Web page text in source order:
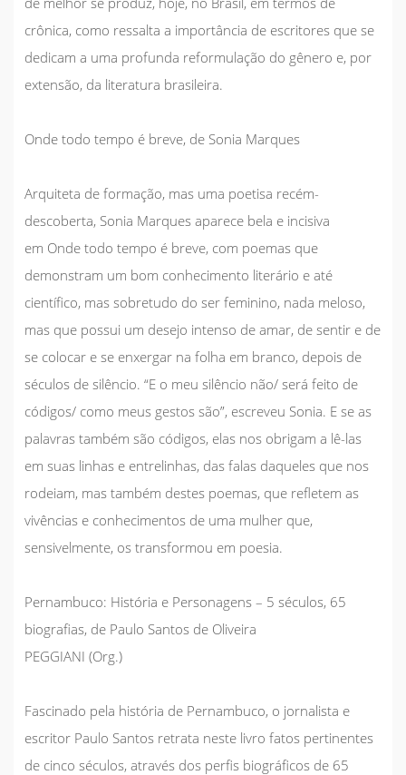
crônica, como ressalta a importância de escritores que se
dedicam a uma profunda reformulação do gênero e, por
extensão, da literatura brasileira.
Onde todo tempo é breve, de Sonia Marques
Arquiteta de formação, mas uma poetisa recém-
descoberta, Sonia Marques aparece bela e incisiva
em Onde todo tempo é breve, com poemas que
demonstram um bom conhecimento literário e até
científico, mas sobretudo do ser feminino, nada meloso,
mas que possui um desejo intenso de amar, de sentir e de
se colocar e se enxergar na folha em branco, depois de
séculos de silêncio. “E o meu silêncio não/ será feito de
códigos/ como meus gestos são”, escreveu Sonia. E se as
palavras também são códigos, elas nos obrigam a lê-las
em suas linhas e entrelinhas, das falas daqueles que nos
rodeiam, mas também destes poemas, que refletem as
vivências e conhecimentos de uma mulher que,
sensivelmente, os transformou em poesia.
Pernambuco: História e Personagens – 5 séculos, 65
biografias, de Paulo Santos de Oliveira
PEGGIANI (Org.)
Fascinado pela história de Pernambuco, o jornalista e
escritor Paulo Santos retrata neste livro fatos pertinentes
de cinco séculos, através dos perfis biográficos de 65